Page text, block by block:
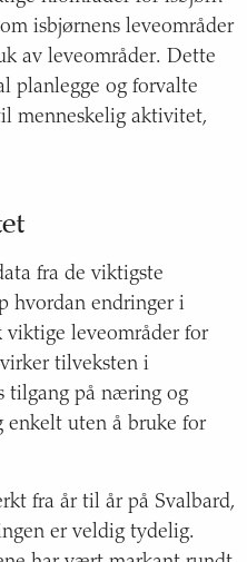
dyreliv/dyreliv-
isbjørnens leveområder
av leveområder. Dette
planlegge og forvalte
menneskelig aktivitet,
fra de viktigste
hvordan endringer i
viktige leveområder for
tilveksten i
tilgang på næring og
uten å bruke for
fra år til år på Svalbard,
er veldig tydelig.